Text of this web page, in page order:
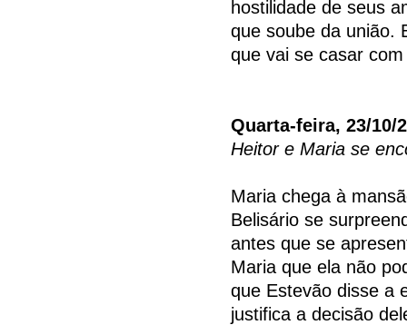
hostilidade de seus
que soube da união.
que vai se casar
Quarta-feira, 23/10/
Heitor e Maria se
Maria chega à
Belisário se
antes que se
Maria que ela não
que Estevão disse a
justifica a decisão